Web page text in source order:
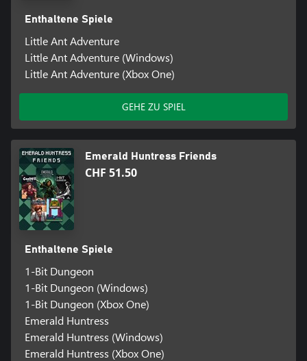
Enthaltene Spiele
Little Ant Adventure
Little Ant Adventure (Windows)
Little Ant Adventure (Xbox One)
GEHE ZU SPIEL
Emerald Huntress Friends
CHF 51.50
Enthaltene Spiele
1-Bit Dungeon
1-Bit Dungeon (Windows)
1-Bit Dungeon (Xbox One)
Emerald Huntress
Emerald Huntress (Windows)
Emerald Huntress (Xbox One)